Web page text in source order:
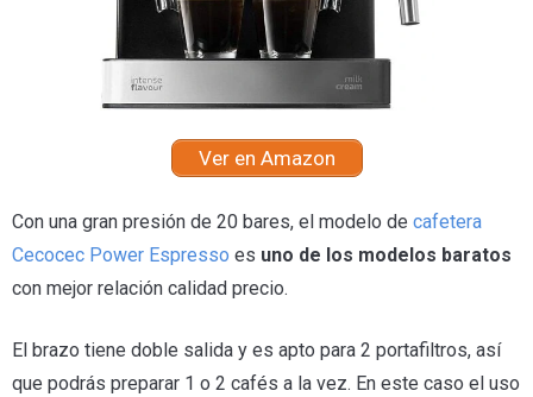
Ver en Amazon
Con una gran presión de 20 bares, el modelo de cafetera
Cecocec Power Espresso es uno de los modelos baratos
con mejor relación calidad precio.
El brazo tiene doble salida y es apto para 2 portafiltros, así
que podrás preparar 1 o 2 cafés a la vez. En este caso el uso